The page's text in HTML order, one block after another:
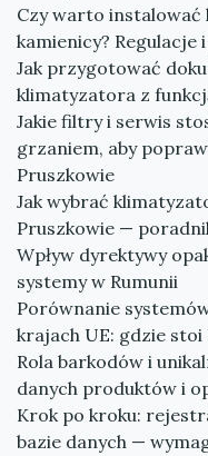
Czy warto
kamienicy? Regulacje
Jak przygotować
klimatyzatora z
Jakie filtry i serwis
grzaniem, aby
Pruszkowie
Jak wybrać
Pruszkowie —
Wpływ dyrektywy
systemy w Rumunii
Porównanie
krajach UE: gdzie stoi
Rola barkodów i
danych produktów i
Krok po kroku:
bazie danych —